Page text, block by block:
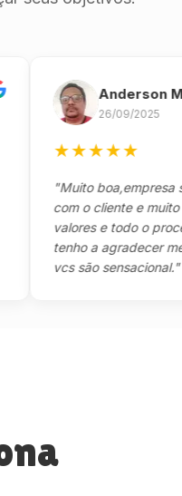
Anderson
26/09/2025
★★★
"Muito boa,empresa séria
com o cliente e muito
valores e todo o processo
tenho a agradecer
vcs são sensacional."